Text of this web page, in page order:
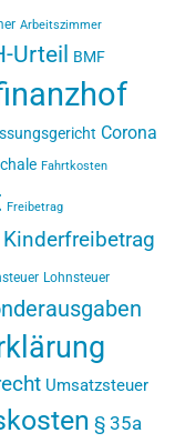
Arbeitszimmer
Urteil BMF
Corona
Fahrtkosten
Freibetrag
Kinderfreibetrag
Lohnsteuer
Umsatzsteuer
§ 35a